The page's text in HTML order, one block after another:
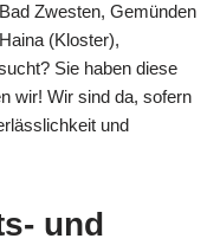
Zwesten, Gemünden
(Kloster),
Sie haben diese
wir! Wir sind da, sofern
und
und